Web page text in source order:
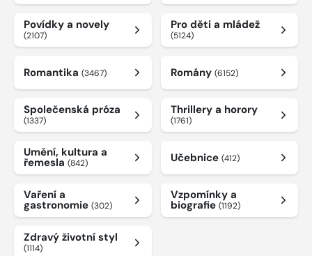
Povídky a novely
(2107)
Pro děti a mládež
(5124)
Romantika (3467) Romány (6152)
Společenská próza
(1337)
Thrillery a horory
(1761)
Umění, kultura a
řemesla (842) Učebnice (412)
Vaření a
gastronomie (302)
Vzpomínky a
biografie (1192)
Zdravý životní styl
(1114)